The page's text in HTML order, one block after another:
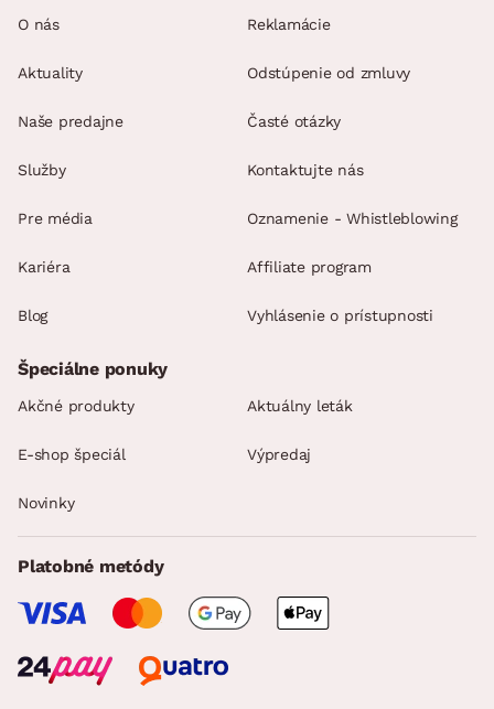
O nás
Aktuality
Naše predajne
Služby
Pre média
Kariéra
Blog
Reklamácie
Odstúpenie od zmluvy
Časté otázky
Kontaktujte nás
Oznamenie - Whistleblowing
Affiliate program
Vyhlásenie o prístupnosti
Špeciálne ponuky
Akčné produkty Aktuálny leták
E-shop špeciál Výpredaj
Novinky
Platobné metódy